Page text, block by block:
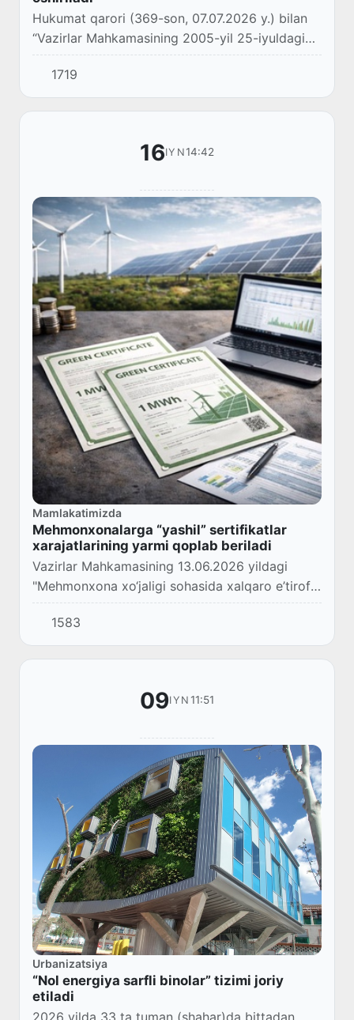
Hukumat qarori (369-son, 07.07.2026 y.) bilan
“Vazirlar Mahkamasining 2005-yil 25-iyuldagi
169-son qaroriga o‘zgartirishlar kiritildi.
1719
16IYN14:42
Mamlakatimizda
Mehmonxonalarga “yashil” sertifikatlar
xarajatlarining yarmi qoplab beriladi
Vazirlar Mahkamasining 13.06.2026 yildagi
"Mehmonxona xo‘jaligi sohasida xalqaro e’tirof
etilgan "yashil" sertifikatlarni joriy etishni
qo‘llab-quvvatlash chora-tadbirlari to‘g‘ris...
1583
09IYN 11:51
Urbanizatsiya
“Nol energiya sarfli binolar” tizimi joriy
etiladi
2026 yilda 33 ta tuman (shahar)da bittadan